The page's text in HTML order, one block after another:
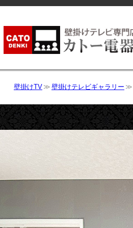
壁掛けTV 壁掛けテレビギャラリー